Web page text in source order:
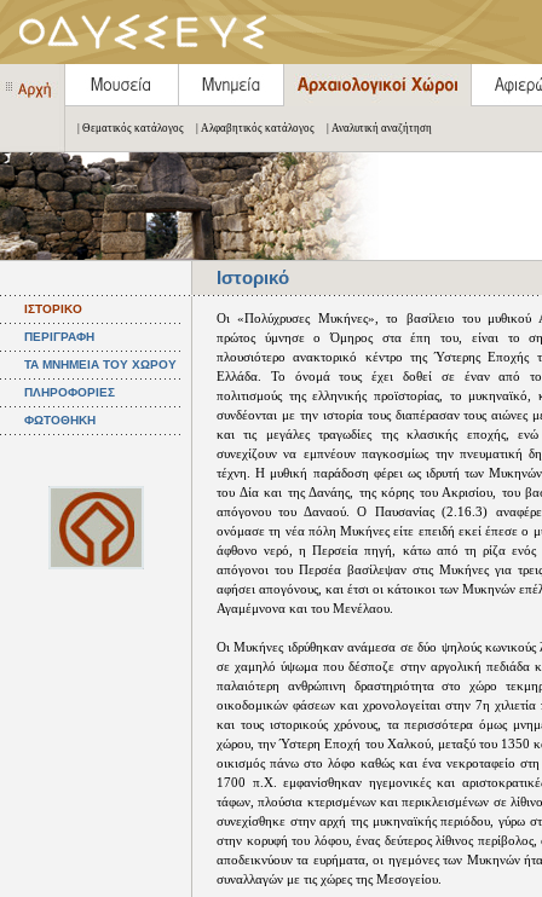
| Θεματικός κατάλογος | Αλφαβητικός κατάλογος | Αναλυτική αναζήτηση
Ιστορικό
ΙΣΤΟΡΙΚΟ
ΠΕΡΙΓΡΑΦΗ
ΤΑ ΜΝΗΜΕΙΑ ΤΟΥ ΧΩΡΟΥ
ΠΛΗΡΟΦΟΡΙΕΣ
ΦΩΤΟΘΗΚΗ
Οι «Πολύχρυσες Μυκήνες», το βασίλειο του μυθικού
πρώτος ύμνησε ο Όμηρος στα έπη του, είναι το
πλουσιότερο ανακτορικό κέντρο της Ύστερης Εποχής
Ελλάδα. Το όνομά τους έχει δοθεί σε έναν από
πολιτισμούς της ελληνικής προϊστορίας, το
συνδέονται με την ιστορία τους διαπέρασαν τους αιώνες
και τις μεγάλες τραγωδίες της κλασικής εποχής,
συνεχίζουν να εμπνέουν παγκοσμίως την πνευματική
τέχνη. Η μυθική παράδοση φέρει ως ιδρυτή των
του Δία και της Δανάης, της κόρης του Ακρισίου, του
απόγονου του Δαναού. Ο Παυσανίας (2.16.3)
ονόμασε τη νέα πόλη Μυκήνες είτε επειδή εκεί έπεσε ο
άφθονο νερό, η Περσεία πηγή, κάτω από τη ρίζα ενός
απόγονοι του Περσέα βασίλεψαν στις Μυκήνες για
αφήσει απογόνους, και έτσι οι κάτοικοι των Μυκηνών
Αγαμέμνονα και του Μενέλαου.
Οι Μυκήνες ιδρύθηκαν ανάμεσα σε δύο ψηλούς
σε χαμηλό ύψωμα που δέσποζε στην αργολική πεδιάδα
παλαιότερη ανθρώπινη δραστηριότητα στο χώρο
οικοδομικών φάσεων και χρονολογείται στην 7η
και τους ιστορικούς χρόνους, τα περισσότερα όμως
χώρου, την Ύστερη Εποχή του Χαλκού, μεταξύ του 1350
οικισμός πάνω στο λόφο καθώς και ένα νεκροταφείο
1700 π.Χ. εμφανίσθηκαν ηγεμονικές και
τάφων, πλούσια κτερισμένων και περικλεισμένων σε
συνεχίσθηκε στην αρχή της μυκηναϊκής περιόδου, γύρω
στην κορυφή του λόφου, ένας δεύτερος λίθινος
αποδεικνύουν τα ευρήματα, οι ηγεμόνες των Μυκηνών
συναλλαγών με τις χώρες της Μεσογείου.